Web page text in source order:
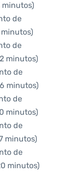
minutos)
de
de
minutos)
de
minutos)
de
minutos)
de
minutos)
de
minutos)